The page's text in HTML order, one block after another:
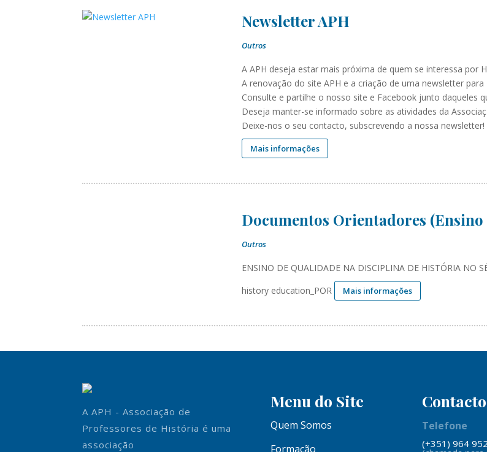
Newsletter APH
Outros
A APH deseja estar mais próxima de quem se interessa por
A renovação do site APH e a criação de uma newsletter
Consulte e partilhe o nosso site e Facebook junto daqueles
Deseja manter-se informado sobre as atividades da
Deixe-nos o seu contacto, subscrevendo a nossa newsletter!
Mais informações
Documentos Orientadores
Outros
ENSINO DE QUALIDADE NA DISCIPLINA DE HISTÓRIA NO
history education_POR
Mais informações
A APH - Associação de
Professores de História é uma
associação
Menu do Site
Quem Somos
Formação
Telefone
(+351) 964